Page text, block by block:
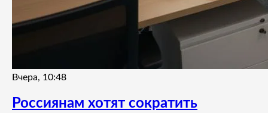
Вчера, 10:48
Россиянам хотят сократить